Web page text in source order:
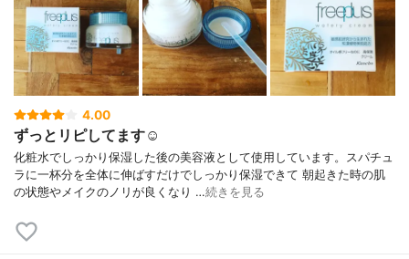
4.00
ずっとリピしてます☺︎
化粧水でしっかり保湿した後の美容液として使用しています。スパチュ
ラに一杯分を全体に伸ばすだけでしっかり保湿できて 朝起きた時の肌
の状態やメイクのノリが良くなり …続きを見る